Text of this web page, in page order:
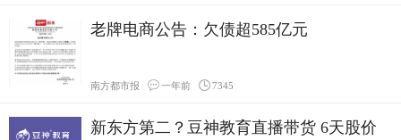
老牌电商公告：欠债超585亿元
南方都市报 一年前 7345
新东方第二？豆神教育直播带货 6天股价